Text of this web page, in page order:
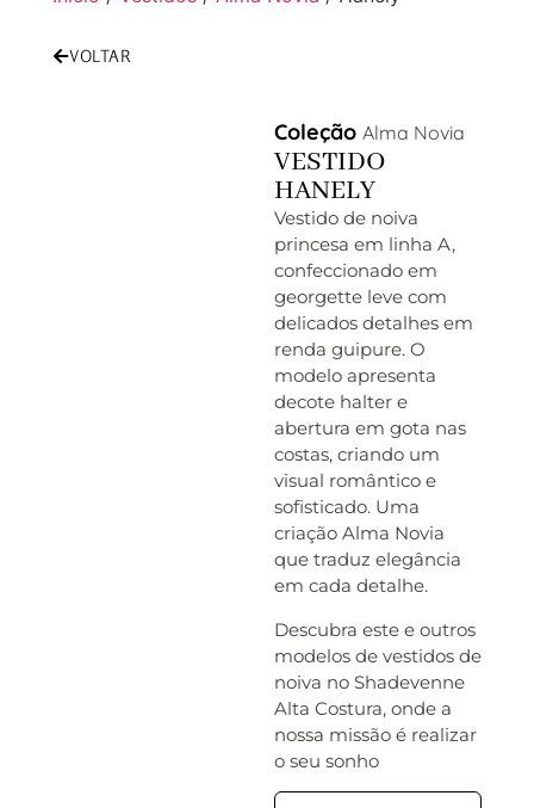
VOLTAR
Coleção Alma Novia
VESTIDO
HANELY
Vestido de noiva
princesa em linha A,
confeccionado em
georgette leve com
delicados detalhes em
renda guipure. O
modelo apresenta
decote halter e
abertura em gota nas
costas, criando um
visual romântico e
sofisticado. Uma
criação Alma Novia
que traduz elegância
em cada detalhe.
Descubra este e outros
modelos de vestidos de
noiva no Shadevenne
Alta Costura, onde a
nossa missão é realizar
o seu sonho